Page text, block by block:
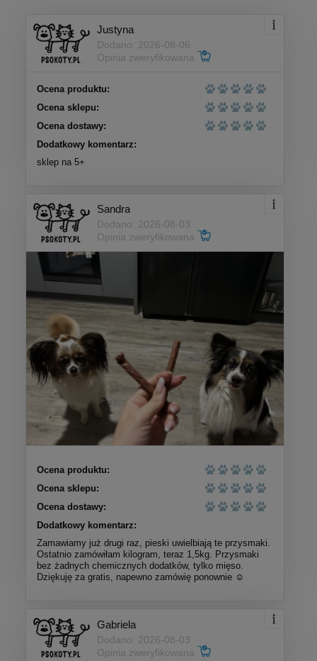
Justyna
Dodano: 2026-08-06
Opinia zweryfikowana
Ocena produktu:
Ocena sklepu:
Ocena dostawy:
Dodatkowy komentarz:
sklep na 5+
Sandra
Dodano: 2026-08-03
Opinia zweryfikowana
Ocena produktu:
Ocena sklepu:
Ocena dostawy:
Dodatkowy komentarz:
Zamawiamy już drugi raz, pieski uwielbiają te przysmaki.
Ostatnio zamówiłam kilogram, teraz 1,5kg. Przysmaki
bez żadnych chemicznych dodatków, tylko mięso.
Dziękuję za gratis, napewno zamówię ponownie ☺️
Gabriela
Dodano: 2026-08-03
Opinia zweryfikowana